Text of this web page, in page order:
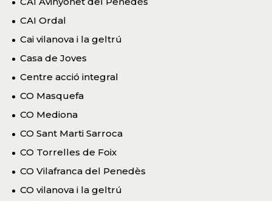
CAI Ordal
Cai vilanova i la geltrú
Casa de Joves
Centre acció integral
CO Masquefa
CO Mediona
CO Sant Marti Sarroca
CO Torrelles de Foix
CO Vilafranca del Penedès
CO vilanova i la geltrú